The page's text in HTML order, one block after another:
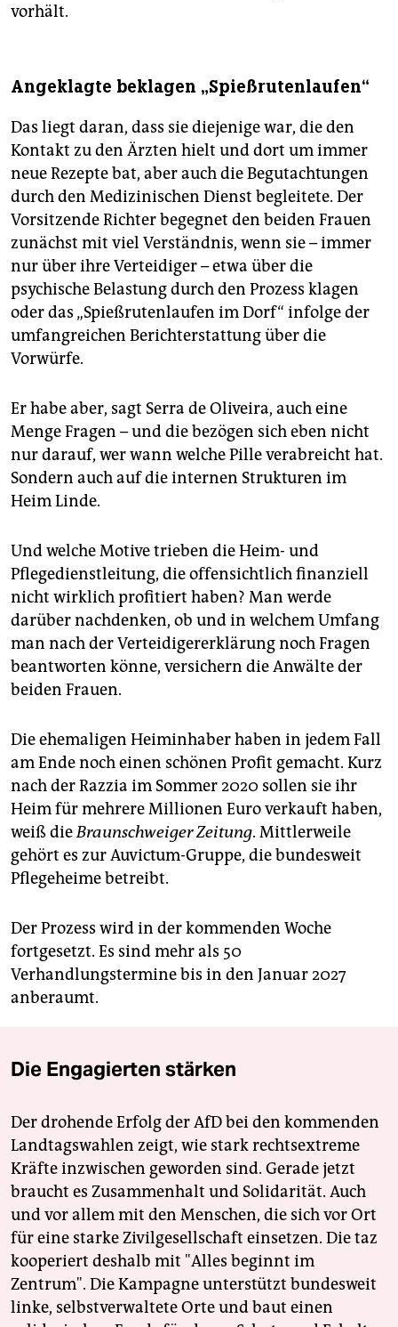
vorhält.
Angeklagte beklagen „Spießrutenlaufen“
Das liegt daran, dass sie diejenige war, die den
Kontakt zu den Ärzten hielt und dort um immer
neue Rezepte bat, aber auch die Begutachtungen
durch den Medizinischen Dienst begleitete. Der
Vorsitzende Richter begegnet den beiden Frauen
zunächst mit viel Verständnis, wenn sie – immer
nur über ihre Verteidiger – etwa über die
psychische Belastung durch den Prozess klagen
oder das „Spießrutenlaufen im Dorf“ infolge der
umfangreichen Berichterstattung über die
Vorwürfe.
Er habe aber, sagt Serra de Oliveira, auch eine
Menge Fragen – und die bezögen sich eben nicht
nur darauf, wer wann welche Pille verabreicht hat.
Sondern auch auf die internen Strukturen im
Heim Linde.
Und welche Motive trieben die Heim- und
Pflegedienstleitung, die offensichtlich finanziell
nicht wirklich profitiert haben? Man werde
darüber nachdenken, ob und in welchem Umfang
man nach der Verteidigererklärung noch Fragen
beantworten könne, versichern die Anwälte der
beiden Frauen.
Die ehemaligen Heiminhaber haben in jedem Fall
am Ende noch einen schönen Profit gemacht. Kurz
nach der Razzia im Sommer 2020 sollen sie ihr
Heim für mehrere Millionen Euro verkauft haben,
weiß dieBraunschweiger Zeitung. Mittlerweile
gehört es zur Auvictum-Gruppe, die bundesweit
Pflegeheime betreibt.
Der Prozess wird in der kommenden Woche
fortgesetzt. Es sind mehr als 50
Verhandlungstermine bis in den Januar 2027
anberaumt.
Die Engagierten stärken
Der drohende Erfolg der AfD bei den kommenden
Landtagswahlen zeigt, wie stark rechtsextreme
Kräfte inzwischen geworden sind. Gerade jetzt
braucht es Zusammenhalt und Solidarität. Auch
und vor allem mit den Menschen, die sich vor Ort
für eine starke Zivilgesellschaft einsetzen. Die taz
kooperiert deshalb mit "Alles beginnt im
Zentrum". Die Kampagne unterstützt bundesweit
linke, selbstverwaltete Orte und baut einen